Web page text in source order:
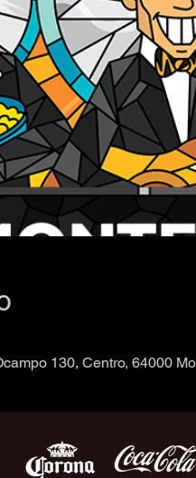
130, Centro, 64000